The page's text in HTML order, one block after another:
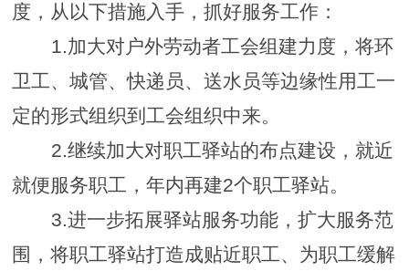
度，从以下措施入手，抓好服务工作：
1.加大对户外劳动者工会组建力度，将环
卫工、城管、快递员、送水员等边缘性用工一
定的形式组织到工会组织中来。
2.继续加大对职工驿站的布点建设，就近
就便服务职工，年内再建2个职工驿站。
3.进一步拓展驿站服务功能，扩大服务范
围，将职工驿站打造成贴近职工、为职工缓解